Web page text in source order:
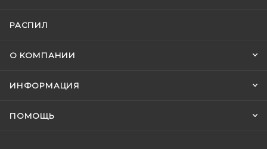
РАСПИЛ
О КОМПАНИИ
ИНФОРМАЦИЯ
ПОМОЩЬ